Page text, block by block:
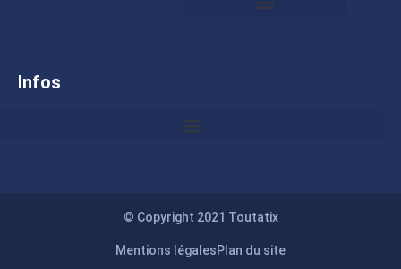
Infos
© Copyright 2021 Toutatix
Mentions légalesPlan du site